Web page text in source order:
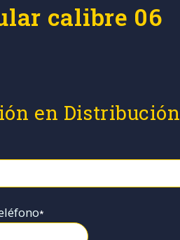
calibre 06
en Distribución
*